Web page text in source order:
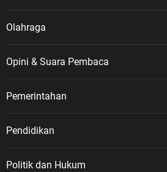
Tahun 2014
Olahraga
Opini & Suara Pembaca
Pemerintahan
Pendidikan
Politik dan Hukum